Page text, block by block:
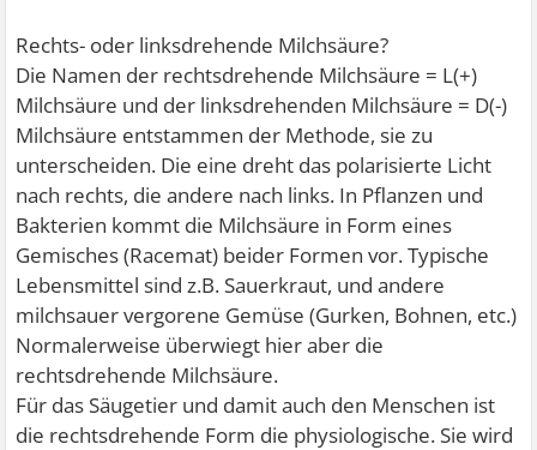
Rechts- oder linksdrehende Milchsäure?
Die Namen der rechtsdrehende Milchsäure = L(+)
Milchsäure und der linksdrehenden Milchsäure = D(-)
Milchsäure entstammen der Methode, sie zu
unterscheiden. Die eine dreht das polarisierte Licht
nach rechts, die andere nach links. In Pflanzen und
Bakterien kommt die Milchsäure in Form eines
Gemisches (Racemat) beider Formen vor. Typische
Lebensmittel sind z.B. Sauerkraut, und andere
milchsauer vergorene Gemüse (Gurken, Bohnen, etc.)
Normalerweise überwiegt hier aber die
rechtsdrehende Milchsäure.
Für das Säugetier und damit auch den Menschen ist
die rechtsdrehende Form die physiologische. Sie wird